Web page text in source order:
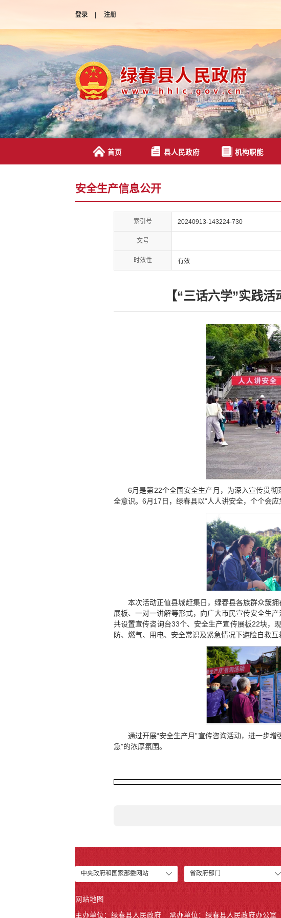
登录 | 注册
首页 县人民政府 机构职能
安全生产信息公开
索引号 20240913-143224-730
文号
时效性 有效
【“三话六学”实践
6月是第22个全国安全生产月，为深入宣传贯
全意识。6月17日，绿春县以“人人讲安全，个个会
本次活动正值县城赶集日，绿春县各族群众簇
展板、一对一讲解等形式，向广大市民宣传安全生
共设置宣传咨询台33个、安全生产宣传展板22块，
防、燃气、用电、安全常识及紧急情况下避险自救互
通过开展“安全生产月”宣传咨询活动，进一步
急”的浓厚氛围。
中央政府和国家部委网站 省政府部门
网站地图
主办单位：绿春县人民政府 承办单位：绿春县人民政府办公室